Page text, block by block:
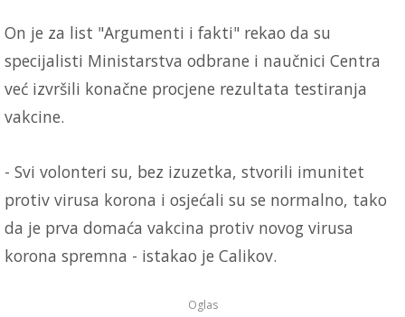
On je za list "Argumenti i fakti" rekao da su
specijalisti Ministarstva odbrane i naučnici Centra
već izvršili konačne procjene rezultata testiranja
vakcine.
- Svi volonteri su, bez izuzetka, stvorili imunitet
protiv virusa korona i osjećali su se normalno, tako
da je prva domaća vakcina protiv novog virusa
korona spremna - istakao je Calikov.
Oglas